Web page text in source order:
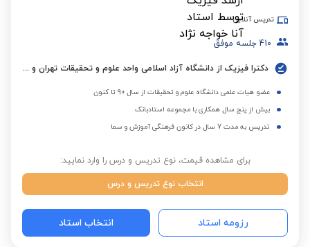
تدریس آنلاین
410 جلسه موفق
دکترا فیزیک از دانشگاه آزاد اسلامی واحد علوم و تحقیقات تهران و کسب مدرک ایلتس
عضو هیات علمی دانشگاه علوم و تحقیقات از سال 90 تا کنون
بیش از پنج سال همکاری با مجموعه استادبانک
تدریس به مدت 7 سال در کانون فرهنگی آموزش و سما
برای مشاهده قیمت، نوع تدریس و درس را وارد نمایید:
انتخاب نوع تدریس و درس
رزومه استاد انتخاب استاد